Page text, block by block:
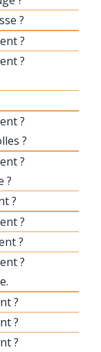
?
?
?
?
?
?
?
?
?
?
?
?
?
?